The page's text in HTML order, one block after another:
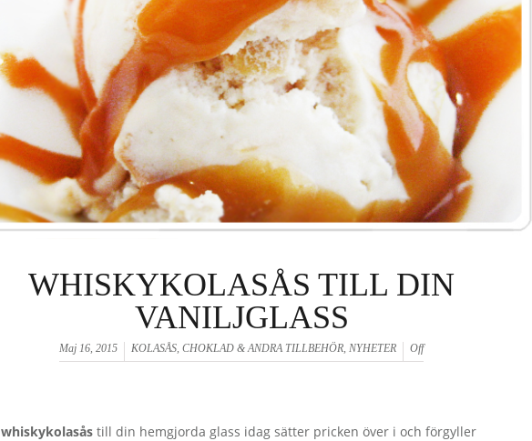
WHISKYKOLASÅS TILL DIN
VANILJGLASS
Maj 16, 2015 KOLASÅS, CHOKLAD & ANDRA TILLBEHÖR, NYHETER Off
whiskykolasås till din hemgjorda glass idag sätter pricken över i och förgyller